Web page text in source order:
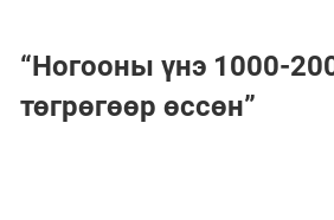
“Ногооны үнэ 1000-
төгрөгөөр өссөн”